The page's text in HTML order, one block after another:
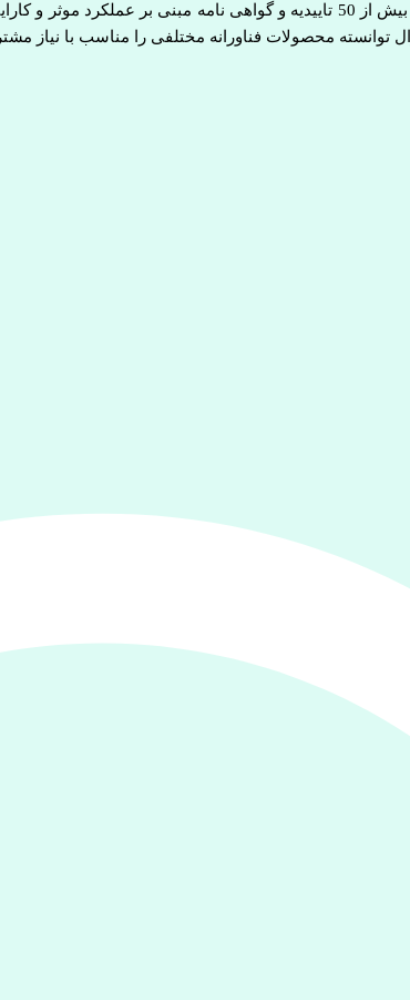
محصولات فناورانه مختلفی را مناسب با نیاز